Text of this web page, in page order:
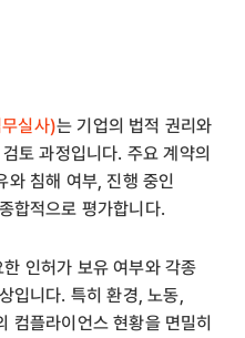
실사)는 기업의 법적 권리와
토 과정입니다. 주요 계약의
와 침해 여부, 진행 중인
합적으로 평가합니다.
인허가 보유 여부와 각종
입니다. 특히 환경, 노동,
컴플라이언스 현황을 면밀히